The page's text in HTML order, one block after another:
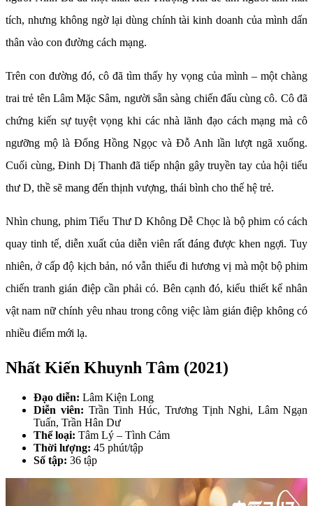
tích, nhưng không ngờ lại dùng chính tài kinh doanh của mình dấn
thân vào con đường cách mạng.
Trên con đường đó, cô đã tìm thấy hy vọng của mình – một chàng
trai trẻ tên Lâm Mặc Sâm, người sẵn sàng chiến đấu cùng cô. Cô đã
chứng kiến sự tuyệt vọng khi các nhà lãnh đạo cách mạng mà cô
ngưỡng mộ là Đổng Hồng Ngọc và Đỗ Anh lần lượt ngã xuống.
Cuối cùng, Đinh Dị Thanh đã tiếp nhận gây truyền tay của hội tiểu
thư D, thề sẽ mang đến thịnh vượng, thái bình cho thế hệ trẻ.
Nhìn chung, phim Tiểu Thư D Không Dễ Chọc là bộ phim có cách
quay tinh tế, diễn xuất của diễn viên rất đáng được khen ngợi. Tuy
nhiên, ở cấp độ kịch bản, nó vẫn thiếu đi hương vị mà một bộ phim
chiến tranh gián điệp cần phải có. Bên cạnh đó, kiểu thiết kế nhân
vật nam nữ chính yêu nhau trong công việc làm gián điệp không có
nhiều điểm mới lạ.
Nhất Kiến Khuynh Tâm (2021)
Đạo diễn: Lâm Kiện Long
Diễn viên: Trần Tinh Húc, Trương Tịnh Nghi, Lâm Ngạn
Tuấn, Trần Hân Dư
Thể loại: Tâm Lý – Tình Cảm
Thời lượng: 45 phút/tập
Số tập: 36 tập